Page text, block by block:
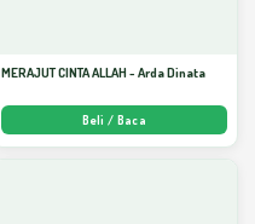
MERAJUT CINTA ALLAH - Arda Dinata
Beli / Baca